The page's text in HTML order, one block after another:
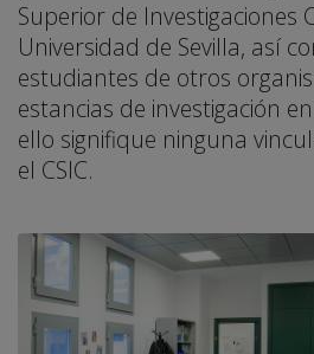
Superior de Investigaciones
Universidad de Sevilla, así
estudiantes de otros
estancias de investigación
ello signifique ninguna
el CSIC.